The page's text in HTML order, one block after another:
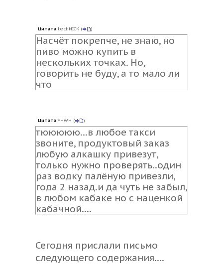
Цитата techNICK ( )
Насчёт покрепче, не знаю, но
пиво можно купить в
нескольких точках. Но,
говорить не буду, а то мало ли
что
Цитата YHWH ( )
тююююю...в любое такси
звоните, продуктовый заказ
любую алкашку привезут,
только нужно проверять..один
раз водку палёную привезли,
года 2 назад.и да чуть не забыл,
в любом кабаке но с наценкой
кабачной....
Сегодня прислали письмо
следующего содержания....